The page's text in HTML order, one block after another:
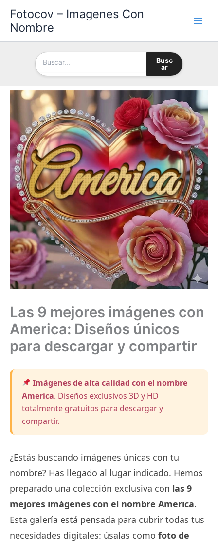
contenido
Fotocov – Imagenes Con
Nombre
Busc
ar
Las 9 mejores imágenes con
America: Diseños únicos
para descargar y compartir
Imágenes de alta calidad con el nombre
America. Diseños exclusivos 3D y HD
totalmente gratuitos para descargar y
compartir.
¿Estás buscando imágenes únicas con tu
nombre? Has llegado al lugar indicado. Hemos
preparado una colección exclusiva con las 9
mejores imágenes con el nombre America.
Esta galería está pensada para cubrir todas tus
necesidades digitales: úsalas como foto de